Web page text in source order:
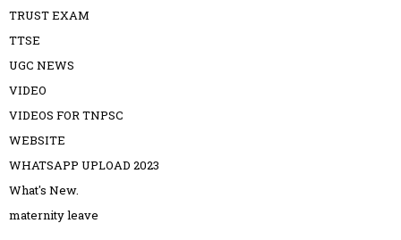
TRUST EXAM
TTSE
UGC NEWS
VIDEO
VIDEOS FOR TNPSC
WEBSITE
WHATSAPP UPLOAD 2023
What's New.
maternity leave